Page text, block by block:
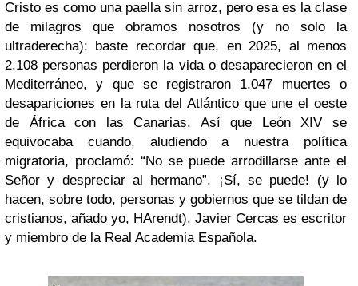
Cristo es como una paella sin arroz, pero esa es la clase
de milagros que obramos nosotros (y no solo la
ultraderecha): baste recordar que, en 2025, al menos
2.108 personas perdieron la vida o desaparecieron en el
Mediterráneo, y que se registraron 1.047 muertes o
desapariciones en la ruta del Atlántico que une el oeste
de África con las Canarias. Así que León XIV se
equivocaba cuando, aludiendo a nuestra política
migratoria, proclamó: “No se puede arrodillarse ante el
Señor y despreciar al hermano”. ¡Sí, se puede! (y lo
hacen, sobre todo, personas y gobiernos que se tildan de
cristianos, añado yo, HArendt). Javier Cercas es escritor
y miembro de la Real Academia Española.